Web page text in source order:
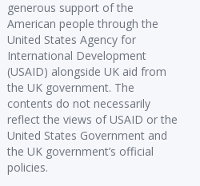
generous support of the
American people through the
United States Agency for
International Development
(USAID) alongside UK aid from
the UK government. The
contents do not necessarily
reflect the views of USAID or the
United States Government and
the UK government’s official
policies.